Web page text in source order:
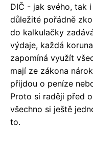
DIČ - jak svého, tak
důležité pořádně
do kalkulačky
výdaje, každá
zapomíná využít
mají ze zákona
přijdou o peníze
Proto si raději před
všechno si ještě
to.